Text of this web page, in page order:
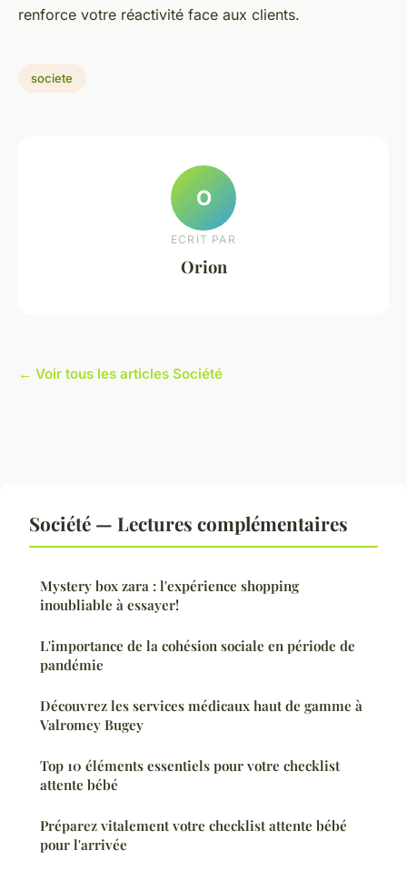
renforce votre réactivité face aux clients.
societe
O
ECRIT PAR
Orion
← Voir tous les articles Société
Société — Lectures complémentaires
Mystery box zara : l'expérience shopping
inoubliable à essayer!
L'importance de la cohésion sociale en période de
pandémie
Découvrez les services médicaux haut de gamme à
Valromey Bugey
Top 10 éléments essentiels pour votre checklist
attente bébé
Préparez vitalement votre checklist attente bébé
pour l'arrivée